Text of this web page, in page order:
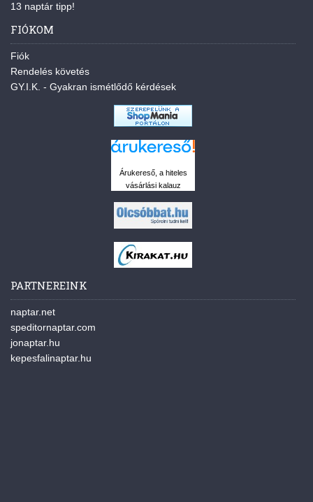
13 naptár tipp!
FIÓKOM
Fiók
Rendelés követés
GY.I.K. - Gyakran ismétlődő kérdések
Árukereső, a hiteles
vásárlási kalauz
PARTNEREINK
naptar.net
speditornaptar.com
jonaptar.hu
kepesfalinaptar.hu